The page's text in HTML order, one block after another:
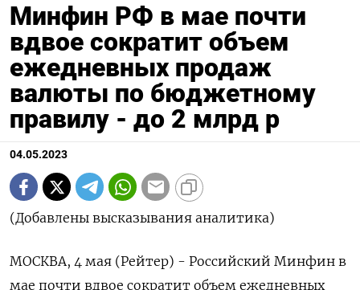
Минфин РФ в мае почти
вдвое сократит объем
ежедневных продаж
валюты по бюджетному
правилу - до 2 млрд р
04.05.2023
(Добавлены высказывания аналитика)
МОСКВА, 4 мая (Рейтер) - Российский Минфин в
мае почти вдвое сократит объем ежедневных